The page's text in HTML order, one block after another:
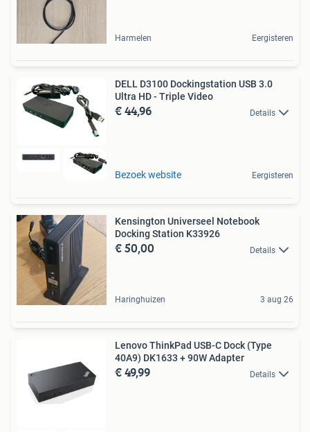
Harmelen Eergisteren
DELL D3100 Dockingstation USB 3.0
Ultra HD - Triple Video
€ 44,96 Details
Bezoek website Eergisteren
Kensington Universeel Notebook
Docking Station K33926
€ 50,00 Details
Haringhuizen 3 aug 26
Lenovo ThinkPad USB-C Dock (Type
40A9) DK1633 + 90W Adapter
€ 49,99 Details